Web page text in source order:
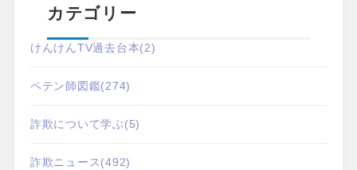
カテゴリー
けんけんTV過去台本(2)
ペテン師図鑑(274)
詐欺について学ぶ(5)
詐欺ニュース(492)